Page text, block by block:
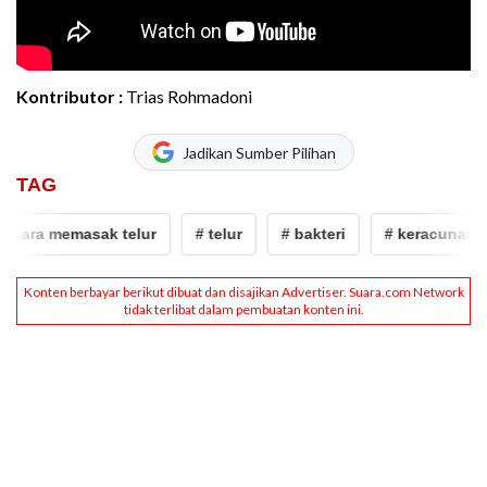
Kontributor : Trias Rohmadoni
Jadikan Sumber Pilihan
TAG
memasak telur # telur # bakteri # keracunan